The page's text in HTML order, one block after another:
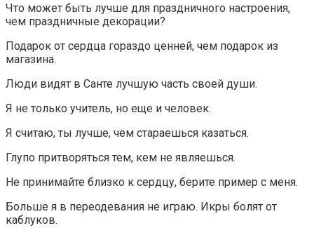
Что может быть лучше для праздничного настроения,
чем праздничные декорации?
Подарок от сердца гораздо ценней, чем подарок из
магазина.
Люди видят в Санте лучшую часть своей души.
Я не только учитель, но еще и человек.
Я считаю, ты лучше, чем стараешься казаться.
Глупо притворяться тем, кем не являешься.
Не принимайте близко к сердцу, берите пример с меня.
Больше я в переодевания не играю. Икры болят от
каблуков.